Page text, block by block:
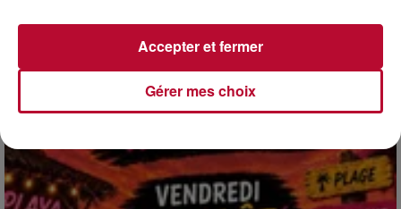
complexes pour observer la vie sous-marine. Cet été, un
masque, un tuba et une paire de palmes...
Gérer mes choix
Accepter et fermer